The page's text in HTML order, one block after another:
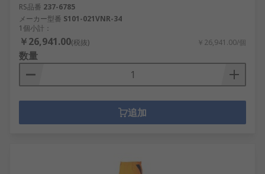
RS品番 237-6785
メーカー型番 S101-021VNR-34
1個小計：
￥26,941.00(税抜) ￥26,941.00/個
数量
追加